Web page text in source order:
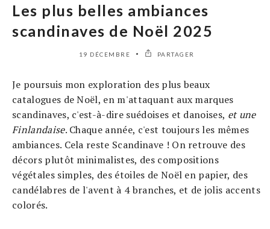
Les plus belles ambiances
scandinaves de Noël 2025
19 DÉCEMBRE PARTAGER
Je poursuis mon exploration des plus beaux
catalogues de Noël, en m'attaquant aux marques
scandinaves, c'est-à-dire suédoises et danoises, et une
Finlandaise. Chaque année, c'est toujours les mêmes
ambiances. Cela reste Scandinave ! On retrouve des
décors plutôt minimalistes, des compositions
végétales simples, des étoiles de Noël en papier, des
candélabres de l'avent à 4 branches, et de jolis accents
colorés.